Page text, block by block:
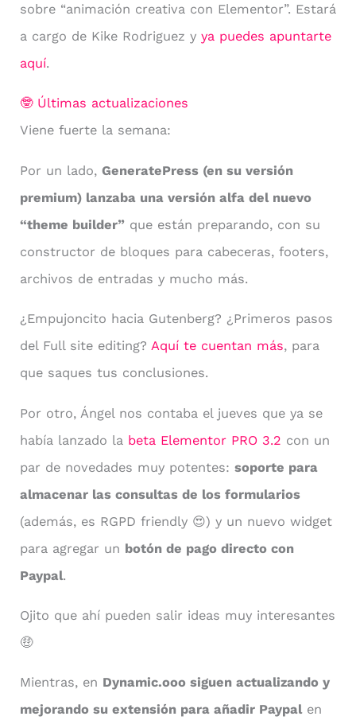
sobre “animación creativa con Elementor”. Estará
a cargo de Kike Rodriguez y ya puedes apuntarte
aquí.
🤓 Últimas actualizaciones
Viene fuerte la semana:
Por un lado, GeneratePress (en su versión
premium) lanzaba una versión alfa del nuevo
“theme builder” que están preparando, con su
constructor de bloques para cabeceras, footers,
archivos de entradas y mucho más.
¿Empujoncito hacia Gutenberg? ¿Primeros pasos
del Full site editing? Aquí te cuentan más, para
que saques tus conclusiones.
Por otro, Ángel nos contaba el jueves que ya se
había lanzado la beta Elementor PRO 3.2 con un
par de novedades muy potentes: soporte para
almacenar las consultas de los formularios
(además, es RGPD friendly 😍) y un nuevo widget
para agregar un botón de pago directo con
Paypal.
Ojito que ahí pueden salir ideas muy interesantes
🤑
Mientras, en Dynamic.ooo siguen actualizando y
mejorando su extensión para añadir Paypalen